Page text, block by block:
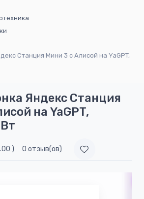
Станция Мини 3 с Алисой на YaGPT,
Яндекс Станция
на YaGPT,
) 0 отзыв(ов)